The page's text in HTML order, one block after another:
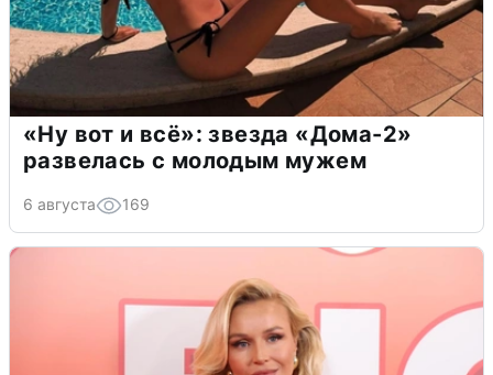
«Ну вот и всё»: звезда «Дома-2»
развелась с молодым мужем
6 августа 169